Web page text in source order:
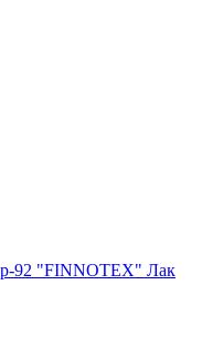
92 "FINNOTEX" Лак